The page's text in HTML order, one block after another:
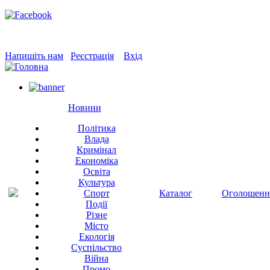
Напишіть нам Реєстрація Вхід
Новини
Політика
Влада
Кримінал
Економіка
Освіта
Культура
Спорт
Події
Різне
Місто
Екологія
Суспільство
Війна
Каталог